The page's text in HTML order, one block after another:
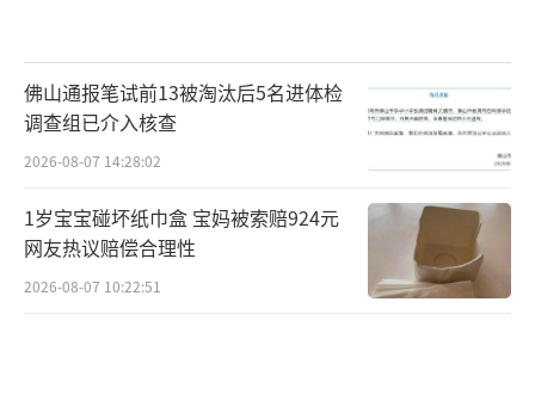
佛山通报笔试前13被淘汰后5名进体检
调查组已介入核查
2026-08-07 14:28:02
1岁宝宝碰坏纸巾盒 宝妈被索赔924元
网友热议赔偿合理性
2026-08-07 10:22:51